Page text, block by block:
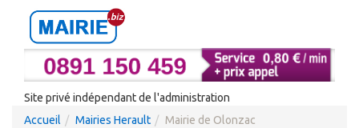
Site privé indépendant de l'administration
Accueil
Mairies Herault Mairie de Olonzac